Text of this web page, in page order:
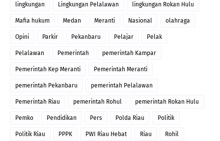
lingkungan Lingkungan Pelalawan lingkungan Rokan Hulu
Mafia hukum Medan Meranti Nasional olahraga
Opini Parkir Pekanbaru Pelajar Pelak
Pelalawan Pemerintah pemerintah Kampar
Pemerintah Kep Meranti Pemerintah Meranti
pemerintah Pekanbaru pemerintah Pelalawan
Pemerintah Riau pemerintah Rohul pemerintah Rokan Hulu
Pemko Pendidikan Pers Polda Riau Politik
Politik Riau PPPK PWI Riau Hebat Riau Rohil